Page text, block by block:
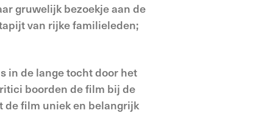
gruwelijk bezoekje aan de
van rijke familieleden;
in de lange tocht door het
boorden de film bij de
de film uniek en belangrijk